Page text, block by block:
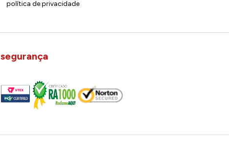
política de privacidade
segurança